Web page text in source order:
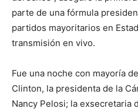
parte de una fórmula
partidos mayoritarios en
transmisión en vivo.
Fue una noche con mayoría
Clinton, la presidenta de la
Nancy Pelosi; la exsecretaria